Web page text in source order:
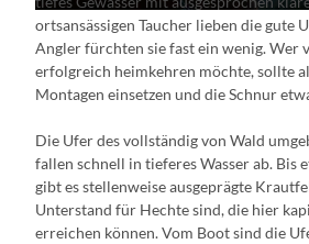
© Florian Läufer, Lizenz: Seenland Oder-Spree
ortsansässigen Taucher lieben die gute
Angler fürchten sie fast ein wenig. Wer
erfolgreich heimkehren möchte, sollte
Montagen einsetzen und die Schnur
Die Ufer des vollständig von Wald
fallen schnell in tieferes Wasser ab. Bis
gibt es stellenweise ausgeprägte
Unterstand für Hechte sind, die hier
erreichen können. Vom Boot sind die